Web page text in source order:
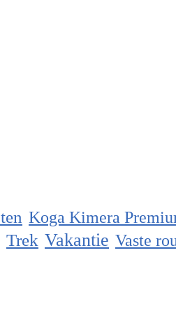
Koga Kimera
Trek Vakantie Vaste